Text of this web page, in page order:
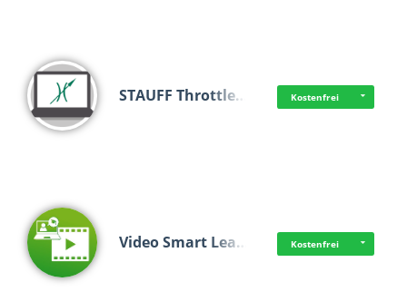
STAUFF Throttle… Kostenfrei
Video Smart Lea… Kostenfrei